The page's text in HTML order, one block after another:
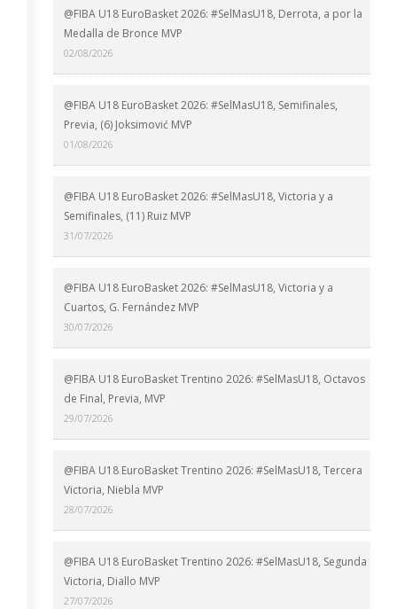
@FIBA U18 EuroBasket 2026: #SelMasU18, Derrota, a por la
Medalla de Bronce MVP
02/08/2026
@FIBA U18 EuroBasket 2026: #SelMasU18, Semifinales,
Previa, (6) Joksimović MVP
01/08/2026
@FIBA U18 EuroBasket 2026: #SelMasU18, Victoria y a
Semifinales, (11) Ruiz MVP
31/07/2026
@FIBA U18 EuroBasket 2026: #SelMasU18, Victoria y a
Cuartos, G. Fernández MVP
30/07/2026
@FIBA U18 EuroBasket Trentino 2026: #SelMasU18, Octavos
de Final, Previa, MVP
29/07/2026
@FIBA U18 EuroBasket Trentino 2026: #SelMasU18, Tercera
Victoria, Niebla MVP
28/07/2026
@FIBA U18 EuroBasket Trentino 2026: #SelMasU18, Segunda
Victoria, Diallo MVP
27/07/2026